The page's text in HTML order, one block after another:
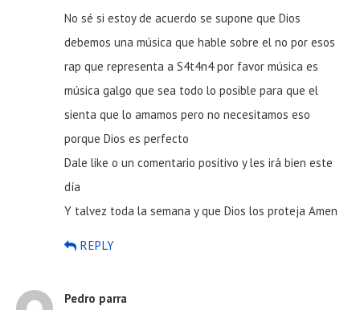
No sé si estoy de acuerdo se supone que Dios
debemos una música que hable sobre el no por esos
rap que representa a S4t4n4 por favor música es
música galgo que sea todo lo posible para que el
sienta que lo amamos pero no necesitamos eso
porque Dios es perfecto
Dale like o un comentario positivo y les irá bien este
día
Y talvez toda la semana y que Dios los proteja Amen
REPLY
Pedro parra